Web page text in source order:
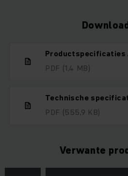
Productspecificaties
PDF (1,4 MB)
Technische
PDF (555,9 KB)
Verwante